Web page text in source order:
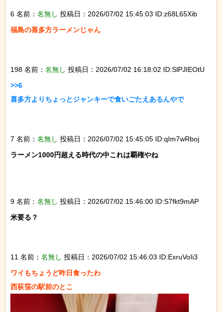
6 名前： 名無し 投稿日：2026/07/02 15:45:03 ID:z68L65Xib
福島の喜多方ラーメンじゃん
198 名前： 名無し 投稿日：2026/07/02 16:18:02 ID:SlPJIEOtU
>>6
喜多方よりちょっとジャンキーで食いごたえあるんやで
7 名前： 名無し 投稿日：2026/07/02 15:45:05 ID:qIm7wRboj
ラーメン1000円超える時代の中これは覇権やね
9 名前： 名無し 投稿日：2026/07/02 15:46:00 ID:S7fkt9mAP
米要る？
11 名前： 名無し 投稿日：2026/07/02 15:46:03 ID:ExruVoIi3
ワイもちょうど昨日食ったわ